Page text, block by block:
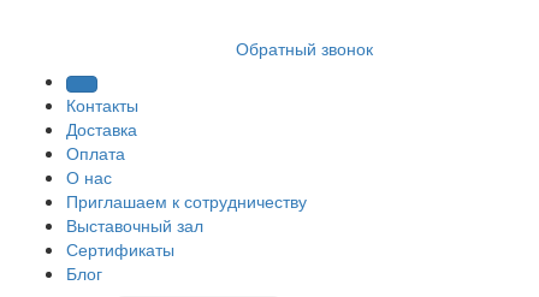
Обратный звонок
Контакты
Доставка
Оплата
О нас
Приглашаем к сотрудничеству
Выставочный зал
Сертификаты
Блог